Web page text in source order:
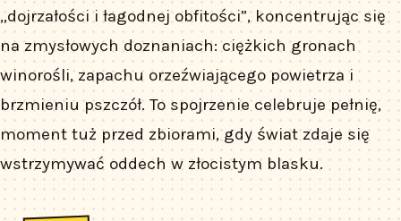
„dojrzałości i łagodnej obfitości”, koncentrując się
na zmysłowych doznaniach: ciężkich gronach
winorośli, zapachu orzeźwiającego powietrza i
brzmieniu pszczół. To spojrzenie celebruje pełnię,
moment tuż przed zbiorami, gdy świat zdaje się
wstrzymywać oddech w złocistym blasku.